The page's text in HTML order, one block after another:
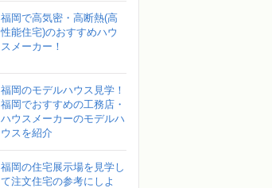
福岡で高気密・高断熱(高
性能住宅)のおすすめハウ
スメーカー！
福岡のモデルハウス見学！
福岡でおすすめの工務店・
ハウスメーカーのモデルハ
ウスを紹介
福岡の住宅展示場を見学し
て注文住宅の参考にしよ